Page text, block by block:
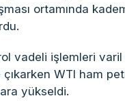
ortamında
vadeli işlemleri varil
çıkarken WTI ham
yükseldi.